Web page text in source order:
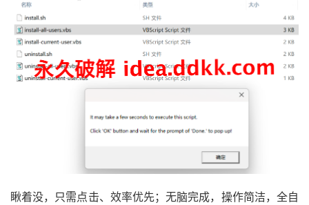
瞅着没，只需点击、效率优先；无脑完成，操作简洁，全自